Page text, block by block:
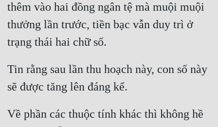
thêm vào hai đồng ngân tệ mà muội muội
thưởng lần trước, tiền bạc vẫn duy trì ở
Tin rằng sau lần thu hoạch này, con số này
Về phần các thuộc tính khác thì không hề